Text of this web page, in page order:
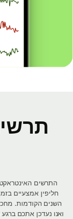
השנים הקודמות.
ואנו נעדכן אתכם ברגע